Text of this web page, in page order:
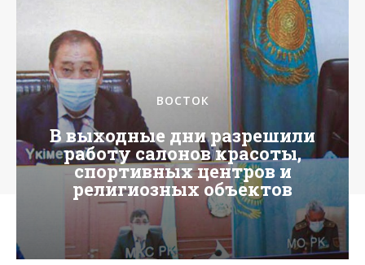
ВОСТОК
В выходные дни разрешили
работу салонов красоты,
спортивных центров и
религиозных объектов